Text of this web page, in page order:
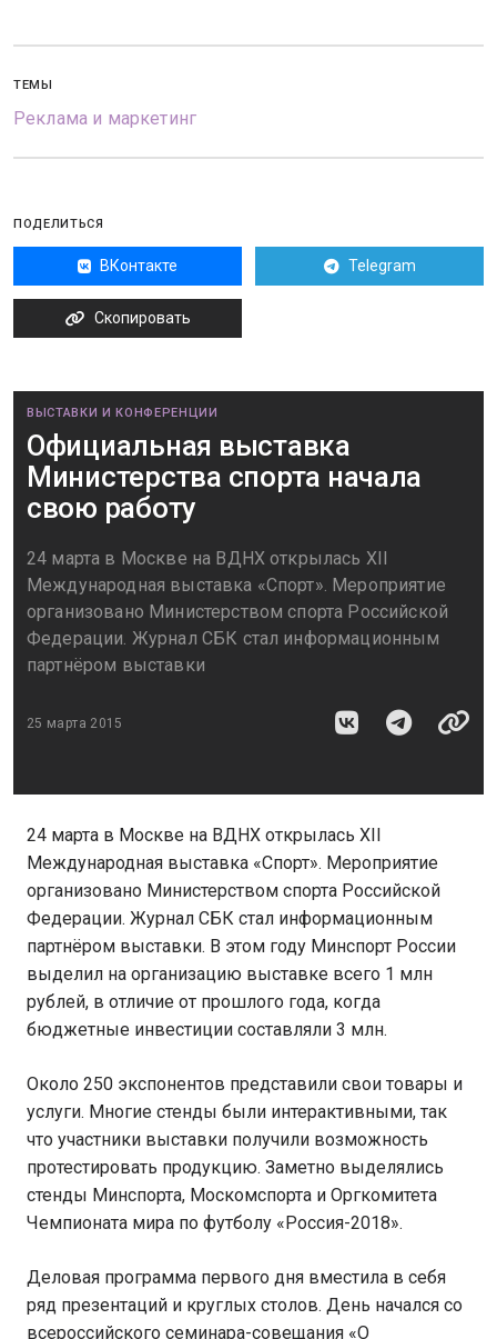
ТЕМЫ
Реклама и маркетинг
ПОДЕЛИТЬСЯ
ВКонтакте Telegram
Скопировать
ВЫСТАВКИ И КОНФЕРЕНЦИИ
Официальная выставка
Министерства спорта начала
свою работу
24 марта в Москве на ВДНХ открылась XII
Международная выставка «Спорт». Мероприятие
организовано Министерством спорта Российской
Федерации. Журнал СБК стал информационным
партнёром выставки
25 марта 2015
24 марта в Москве на ВДНХ открылась XII
Международная выставка «Спорт». Мероприятие
организовано Министерством спорта Российской
Федерации. Журнал СБК стал информационным
партнёром выставки. В этом году Минспорт России
выделил на организацию выставке всего 1 млн
рублей, в отличие от прошлого года, когда
бюджетные инвестиции составляли 3 млн.
Около 250 экспонентов представили свои товары и
услуги. Многие стенды были интерактивными, так
что участники выставки получили возможность
протестировать продукцию. Заметно выделялись
стенды Минспорта, Москомспорта и Оргкомитета
Чемпионата мира по футболу «Россия-2018».
Деловая программа первого дня вместила в себя
ряд презентаций и круглых столов. День начался со
всероссийского семинара-совещания «О